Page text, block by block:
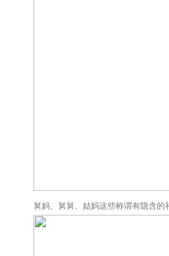
舅妈、舅舅、姑妈这些称谓有隐含的